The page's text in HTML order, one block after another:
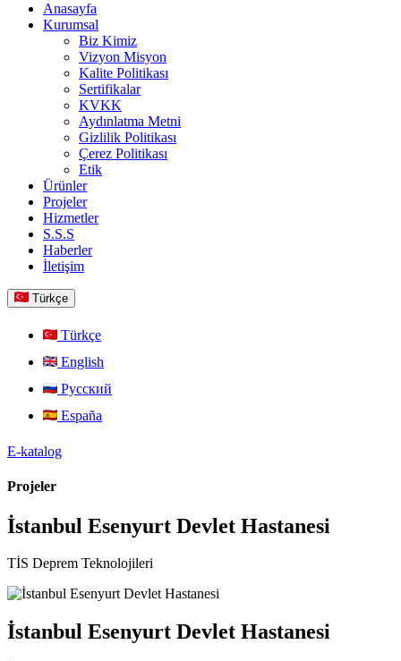
Anasayfa
Kurumsal
Biz Kimiz
Vizyon Misyon
Kalite Politikası
Sertifikalar
KVKK
Aydınlatma Metni
Gizlilik Politikası
Çerez Politikası
Etik
Ürünler
Projeler
Hizmetler
S.S.S
Haberler
İletişim
Türkçe
Türkçe
English
Русский
España
E-katalog
Projeler
İstanbul Esenyurt Devlet Hastanesi
TİS Deprem Teknolojileri
İstanbul Esenyurt Devlet Hastanesi